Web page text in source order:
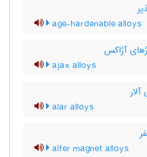
age-hardenable alloys
آژاکس
ajax alloys
آلار
alar alloys
alfer magnet alloys